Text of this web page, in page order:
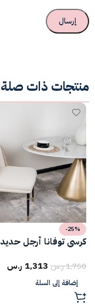
منتجات ذات صلة
-25%
كرسي توفانا أرجل حديد
1,750ر.س 1,313 ر.س
إضافة إلى السلة